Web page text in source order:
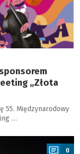
„Złota
55. Międzynarodowy
…
0